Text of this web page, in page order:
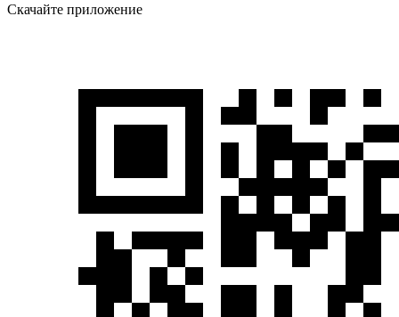
Скачайте приложение